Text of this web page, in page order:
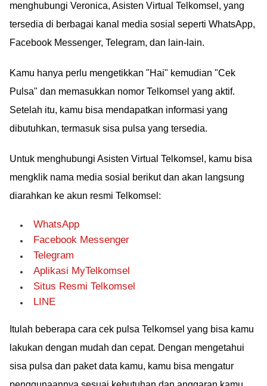
menghubungi Veronica, Asisten Virtual Telkomsel, yang
tersedia di berbagai kanal media sosial seperti WhatsApp,
Facebook Messenger, Telegram, dan lain-lain.
Kamu hanya perlu mengetikkan "Hai" kemudian "Cek
Pulsa" dan memasukkan nomor Telkomsel yang aktif.
Setelah itu, kamu bisa mendapatkan informasi yang
dibutuhkan, termasuk sisa pulsa yang tersedia.
Untuk menghubungi Asisten Virtual Telkomsel, kamu bisa
mengklik nama media sosial berikut dan akan langsung
diarahkan ke akun resmi Telkomsel:
WhatsApp
Facebook Messenger
Telegram
Aplikasi MyTelkomsel
Situs Resmi Telkomsel
LINE
Itulah beberapa cara cek pulsa Telkomsel yang bisa kamu
lakukan dengan mudah dan cepat. Dengan mengetahui
sisa pulsa dan paket data kamu, kamu bisa mengatur